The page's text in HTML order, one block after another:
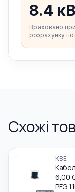
8.4
Враховано
розрахунку
Схожі
KBE
6,00
PFG